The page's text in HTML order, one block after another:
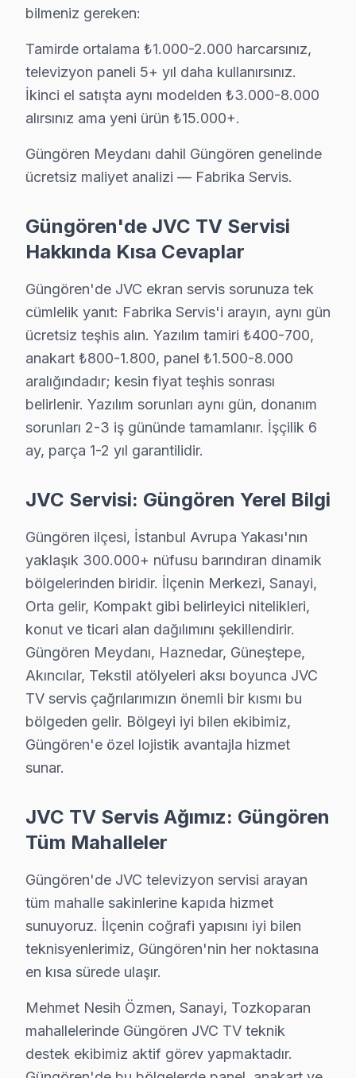
Bu sayfayla ilgili hizmet sayfaları:
↑ JVC Servis Ana Sayfası
· Arnavutköy JVC
· Avcılar JVC
· Bakırköy JVC
· Başakşehir JVC
· Bayrampaşa JVC
· Beşiktaş JVC
Güngören Diğer Marka Servisleri
· Güngören Sony
· Güngören Philips
· Güngören Hi-Level
· Güngören iFFALCON
· Güngören Samsung
· Güngören LG
· Güngören Panasonic
· Güngören Toshiba
Güngören'de JVC TV Servisi Hakkında
Güngören'de JVC ekran servis sorunuza tek
✓ 15+ Yıl Deneyim
✓ Orijinal Yedek Parça
✓ Ücretsiz Arıza Tespiti
Güngören, İstanbul'un köklü ilçelerinden biri olup
“Müsaade eder misiniz, televizyonda bir sorun var.
Bu diyalogdan ne öğrendik? Müşteri, tamir sürecinin
bilmeniz gereken:
Tamirde ortalama ₺1.000-2.000 harcarsınız,
televizyon paneli 5+ yıl daha kullanırsınız.
İkinci el satışta aynı modelden ₺3.000-8.000
alırsınız ama yeni ürün ₺15.000+.
Güngören Meydanı dahil Güngören genelinde
ücretsiz maliyet analizi — Fabrika Servis.
Güngören'de JVC TV Servisi
Hakkında Kısa Cevaplar
Güngören'de JVC ekran servis sorunuza tek
cümlelik yanıt: Fabrika Servis'i arayın, aynı gün
ücretsiz teşhis alın. Yazılım tamiri ₺400-700,
anakart ₺800-1.800, panel ₺1.500-8.000
aralığındadır; kesin fiyat teşhis sonrası
belirlenir. Yazılım sorunları aynı gün, donanım
sorunları 2-3 iş gününde tamamlanır. İşçilik 6
ay, parça 1-2 yıl garantilidir.
JVC Servisi: Güngören Yerel Bilgi
Güngören ilçesi, İstanbul Avrupa Yakası'nın
yaklaşık 300.000+ nüfusu barındıran dinamik
bölgelerinden biridir. İlçenin Merkezi, Sanayi,
Orta gelir, Kompakt gibi belirleyici nitelikleri,
konut ve ticari alan dağılımını şekillendirir.
Güngören Meydanı, Haznedar, Güneştepe,
Akıncılar, Tekstil atölyeleri aksı boyunca JVC
TV servis çağrılarımızın önemli bir kısmı bu
bölgeden gelir. Bölgeyi iyi bilen ekibimiz,
Güngören'e özel lojistik avantajla hizmet
sunar.
JVC TV Servis Ağımız: Güngören
Tüm Mahalleler
Güngören'de JVC televizyon servisi arayan
tüm mahalle sakinlerine kapıda hizmet
sunuyoruz. İlçenin coğrafi yapısını iyi bilen
teknisyenlerimiz, Güngören'nin her noktasına
en kısa sürede ulaşır.
Mehmet Nesih Özmen, Sanayi, Tozkoparan
mahallelerinde Güngören JVC TV teknik
destek ekibimiz aktif görev yapmaktadır.